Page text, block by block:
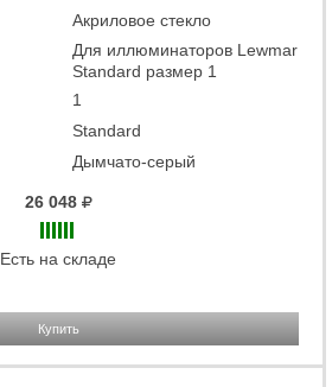
Акриловое стекло
Для иллюминаторов Lewmar
Standard размер 1
1
Standard
Дымчато-серый
26 048
Есть на складе
Купить